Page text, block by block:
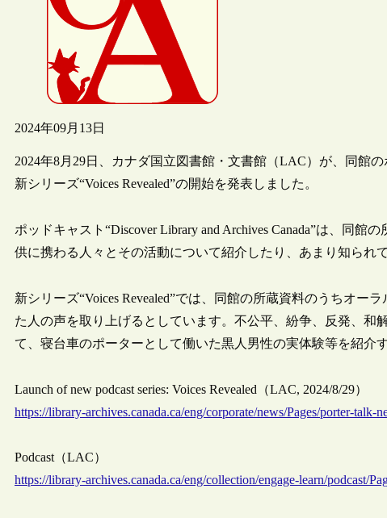
2024年09月13日
2024年8月29日、カナダ国立図書館・文書館（LAC）が、同館の
新シリーズ“Voices Revealed”の開始を発表しました。
ポッドキャスト“Discover Library and Archives Canada”は、同
供に携わる人々とその活動について紹介したり、あまり知られ
新シリーズ“Voices Revealed”では、同館の所蔵資料のうちオー
た人の声を取り上げるとしています。不公平、紛争、反発、和
て、寝台車のポーターとして働いた黒人男性の実体験等を紹介
Launch of new podcast series: Voices Revealed（LAC, 2024/8/29）
https://library-archives.canada.ca/eng/corporate/news/Pages/porter-talk-
Podcast（LAC）
https://library-archives.canada.ca/eng/collection/engage-learn/podcast/